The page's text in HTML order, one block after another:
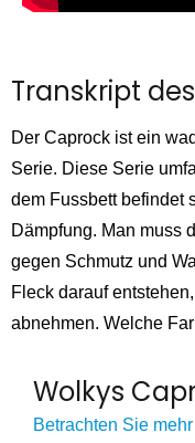
Transkript
Der Caprock ist ein
Serie. Diese Serie
dem Fussbett befindet
Dämpfung. Man muss
gegen Schmutz und
Fleck darauf
abnehmen. Welche
Wolkys
Betrachten Sie